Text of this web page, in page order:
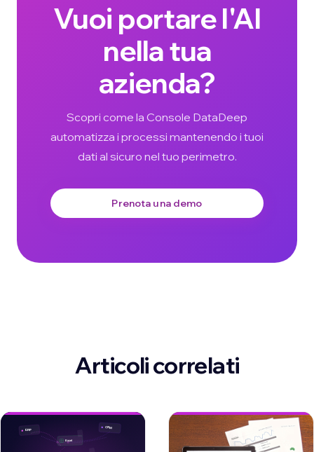
Vuoi portare l'AI
nella tua
azienda?
Scopri come la Console DataDeep
automatizza i processi mantenendo i tuoi
dati al sicuro nel tuo perimetro.
Prenota una demo
Articoli correlati